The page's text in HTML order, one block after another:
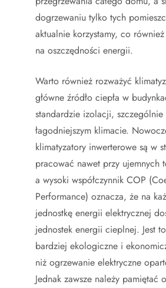
dogrzewaniu tylko tych
aktualnie korzystamy, co
na oszczędności energii.
Warto również rozważyć
główne źródło ciepła w
standardzie izolacji, szczególnie
łagodniejszym klimacie.
klimatyzatory inwerterowe są w
pracować nawet przy ujemnych
a wysoki współczynnik COP
Performance) oznacza, że na
jednostkę energii elektrycznej
jednostek energii cieplnej. Jest
bardziej ekologiczne i
niż ogrzewanie elektryczne
Jednak zawsze należy pamiętać o